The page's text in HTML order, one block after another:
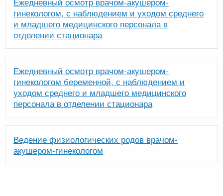
гинекологом, с наблюдением и уходом среднего
и младшего медицинского персонала в
отделении стационара
Ежедневный осмотр врачом-акушером-
гинекологом беременной, с наблюдением и
уходом среднего и младшего медицинского
персонала в отделении стационара
Ведение физиологических родов врачом-
акушером-гинекологом